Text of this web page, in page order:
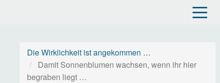
Die Wirklichkeit ist angekommen …
Damit Sonnenblumen wachsen, wenn ihr hier
begraben liegt …